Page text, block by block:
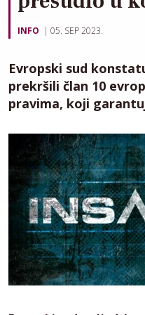
INFO 05. SEP 2023.
Evropski sud
prekršili član 10
pravima, koji